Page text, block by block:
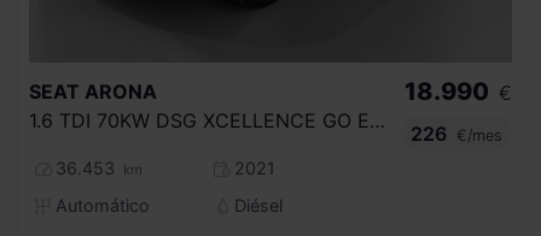
SEAT ARONA
1.6 TDI 70KW DSG XCELLENCE GO ECO
36.453 km
2021
Automático
Diésel
18.990 €
226
€/mes